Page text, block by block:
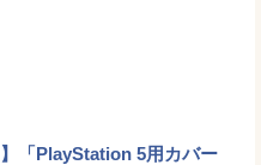
】「PlayStation 5用カバー